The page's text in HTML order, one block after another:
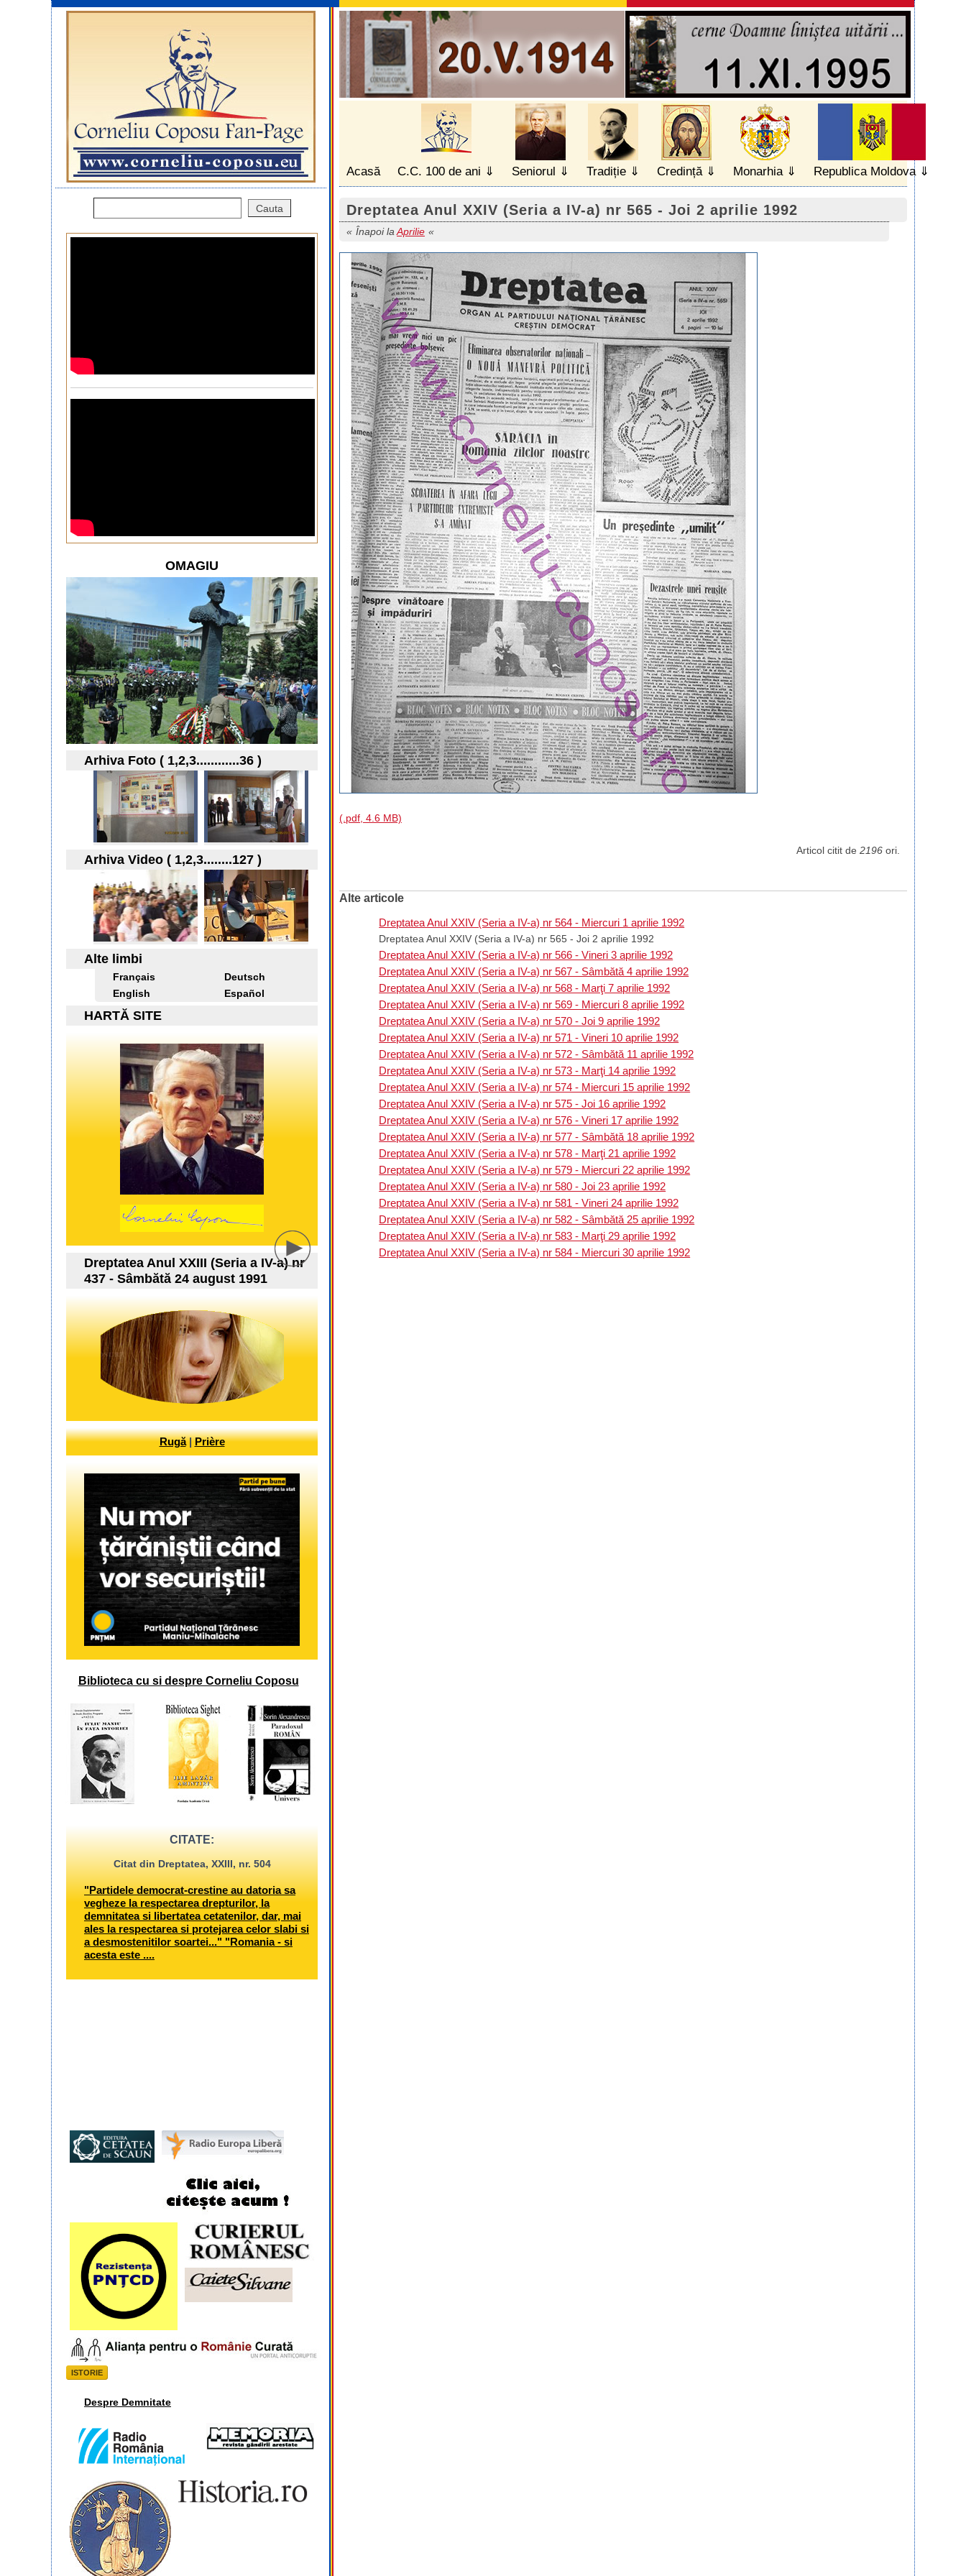
Acasă C.C. 100 de ani Seniorul Tradiție Credință Monarhia Republica Moldova
Dreptatea Anul XXIV (Seria a IV-a) nr 565 - Joi 2 aprilie 1992
Înapoi la Aprilie
(.pdf, 4.6 MB)
Articol citit de 2196 ori.
Alte articole
Dreptatea Anul XXIV (Seria a IV-a) nr 564 - Miercuri 1 aprilie 1992
Dreptatea Anul XXIV (Seria a IV-a) nr 565 - Joi 2 aprilie 1992
Dreptatea Anul XXIV (Seria a IV-a) nr 566 - Vineri 3 aprilie 1992
Dreptatea Anul XXIV (Seria a IV-a) nr 567 - Sâmbătă 4 aprilie 1992
Dreptatea Anul XXIV (Seria a IV-a) nr 568 - Marţi 7 aprilie 1992
Dreptatea Anul XXIV (Seria a IV-a) nr 569 - Miercuri 8 aprilie 1992
Dreptatea Anul XXIV (Seria a IV-a) nr 570 - Joi 9 aprilie 1992
Dreptatea Anul XXIV (Seria a IV-a) nr 571 - Vineri 10 aprilie 1992
Dreptatea Anul XXIV (Seria a IV-a) nr 572 - Sâmbătă 11 aprilie 1992
Dreptatea Anul XXIV (Seria a IV-a) nr 573 - Marţi 14 aprilie 1992
Dreptatea Anul XXIV (Seria a IV-a) nr 574 - Miercuri 15 aprilie 1992
Dreptatea Anul XXIV (Seria a IV-a) nr 575 - Joi 16 aprilie 1992
Dreptatea Anul XXIV (Seria a IV-a) nr 576 - Vineri 17 aprilie 1992
Dreptatea Anul XXIV (Seria a IV-a) nr 577 - Sâmbătă 18 aprilie 1992
Dreptatea Anul XXIV (Seria a IV-a) nr 578 - Marţi 21 aprilie 1992
Dreptatea Anul XXIV (Seria a IV-a) nr 579 - Miercuri 22 aprilie 1992
Dreptatea Anul XXIV (Seria a IV-a) nr 580 - Joi 23 aprilie 1992
Dreptatea Anul XXIV (Seria a IV-a) nr 581 - Vineri 24 aprilie 1992
Dreptatea Anul XXIV (Seria a IV-a) nr 582 - Sâmbătă 25 aprilie 1992
Dreptatea Anul XXIV (Seria a IV-a) nr 583 - Marţi 29 aprilie 1992
Dreptatea Anul XXIV (Seria a IV-a) nr 584 - Miercuri 30 aprilie 1992
OMAGIU
Arhiva Foto ( 1,2,3............36 )
Arhiva Video ( 1,2,3........127 )
Alte limbi
Français
Deutsch
English
Español
HARTĂ SITE
Dreptatea Anul XXIII (Seria a IV-a) nr
437 - Sâmbătă 24 august 1991
Rugă|Prière
Biblioteca cu si despre Corneliu Coposu
CITATE:
Citat din Dreptatea, XXIII, nr. 504
"Partidele democrat-crestine au datoria sa
vegheze la respectarea drepturilor, la
demnitatea si libertatea cetatenilor, dar, mai
ales la respectarea si protejarea celor slabi si
a desmostenitilor soartei..." "Romania - si
acesta este ....
ISTORIE
Despre Demnitate